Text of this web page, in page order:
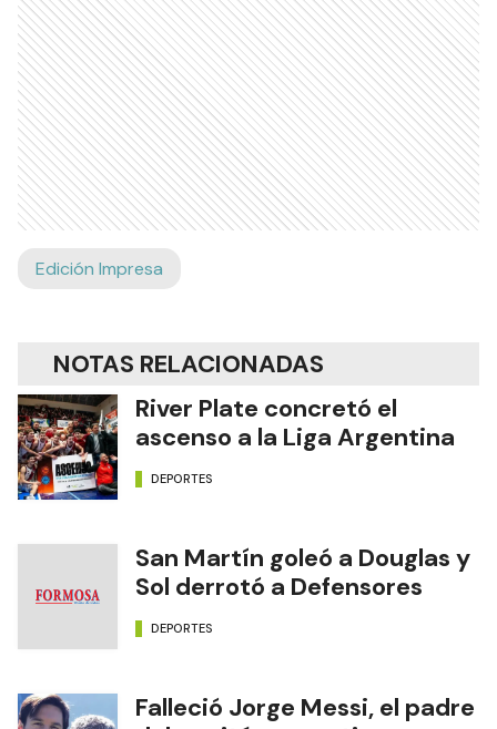
Edición Impresa
NOTAS RELACIONADAS
River Plate concretó el
ascenso a la Liga Argentina
DEPORTES
San Martín goleó a Douglas y
Sol derrotó a Defensores
DEPORTES
Falleció Jorge Messi, el padre